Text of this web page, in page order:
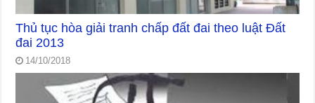
Thủ tục hòa giải tranh chấp đất đai theo luật Đất
đai 2013
14/10/2018